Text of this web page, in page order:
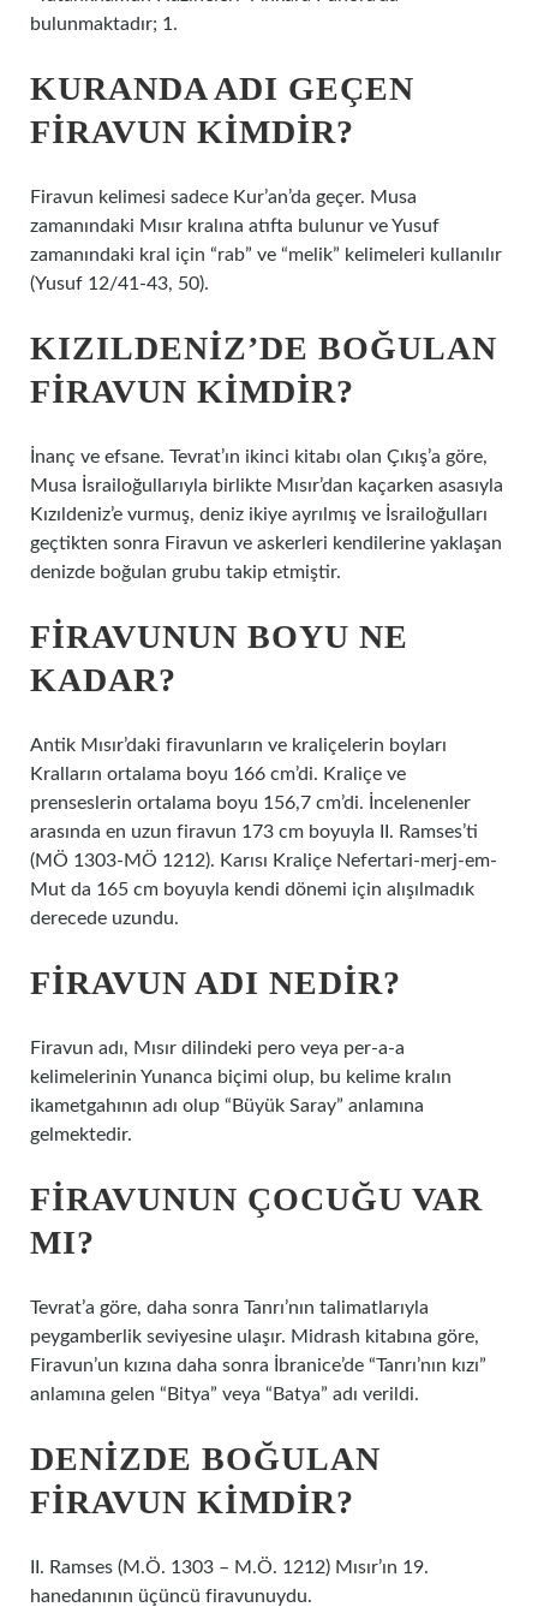
bulunmaktadır; 1.
KURANDA ADI GEÇEN
FIRAVUN KIMDIR?
Firavun kelimesi sadece Kur’an’da geçer. Musa
zamanındaki Mısır kralına atıfta bulunur ve Yusuf
zamanındaki kral için “rab” ve “melik” kelimeleri kullanılır
(Yusuf 12/41-43, 50).
KIZILDENIZ’DE BOĞULAN
FIRAVUN KIMDIR?
İnanç ve efsane. Tevrat’ın ikinci kitabı olan Çıkış’a göre,
Musa İsrailoğullarıyla birlikte Mısır’dan kaçarken asasıyla
Kızıldeniz’e vurmuş, deniz ikiye ayrılmış ve İsrailoğulları
geçtikten sonra Firavun ve askerleri kendilerine yaklaşan
denizde boğulan grubu takip etmiştir.
FIRAVUNUN BOYU NE
KADAR?
Antik Mısır’daki firavunların ve kraliçelerin boyları
Kralların ortalama boyu 166 cm’di. Kraliçe ve
prenseslerin ortalama boyu 156,7 cm’di. İncelenenler
arasında en uzun firavun 173 cm boyuyla II. Ramses’ti
(MÖ 1303-MÖ 1212). Karısı Kraliçe Nefertari-merj-em-
Mut da 165 cm boyuyla kendi dönemi için alışılmadık
derecede uzundu.
FIRAVUN ADI NEDIR?
Firavun adı, Mısır dilindeki pero veya per-a-a
kelimelerinin Yunanca biçimi olup, bu kelime kralın
ikametgahının adı olup “Büyük Saray” anlamına
gelmektedir.
FIRAVUNUN ÇOCUĞU VAR
MI?
Tevrat’a göre, daha sonra Tanrı’nın talimatlarıyla
peygamberlik seviyesine ulaşır. Midrash kitabına göre,
Firavun’un kızına daha sonra İbranice’de “Tanrı’nın kızı”
anlamına gelen “Bitya” veya “Batya” adı verildi.
DENIZDE BOĞULAN
FIRAVUN KIMDIR?
II. Ramses (M.Ö. 1303 – M.Ö. 1212) Mısır’ın 19.
hanedanının üçüncü firavunuydu.